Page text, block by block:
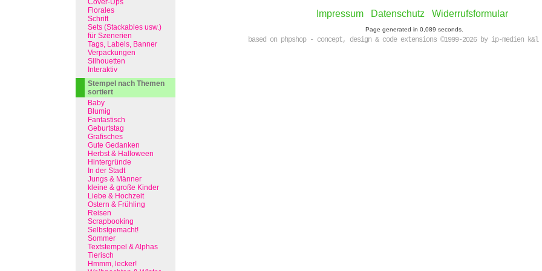
Impressum Datenschutz Widerrufsformular
Page generated in 0,089 seconds.
based on phpshop - concept, design & code extensions ©1999-2026 by ip-medien
Cover-Ups
Florales
Schrift
Sets (Stackables usw.)
für Szenerien
Tags, Labels, Banner
Verpackungen
Silhouetten
Interaktiv
Stempel nach Themen
sortiert
Baby
Blumig
Fantastisch
Geburtstag
Grafisches
Gute Gedanken
Herbst & Halloween
Hintergründe
In der Stadt
Jungs & Männer
kleine & große Kinder
Liebe & Hochzeit
Ostern & Frühling
Reisen
Scrapbooking
Selbstgemacht!
Sommer
Textstempel & Alphas
Tierisch
Hmmm, lecker!